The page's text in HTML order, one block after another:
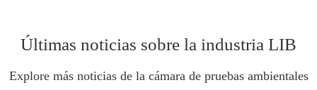
Últimas noticias sobre la industria LIB
Explore más noticias de la cámara de pruebas ambientales